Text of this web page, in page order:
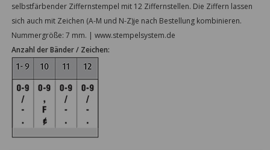
selbstfärbender Ziffernstempel mit 12 Ziffernstellen. Die Ziffern lassen
sich auch mit Zeichen (A-M und N-Z)je nach Bestellung kombinieren.
Nummergröße: 7 mm. | www.stempelsystem.de
Anzahl der Bänder / Zeichen: